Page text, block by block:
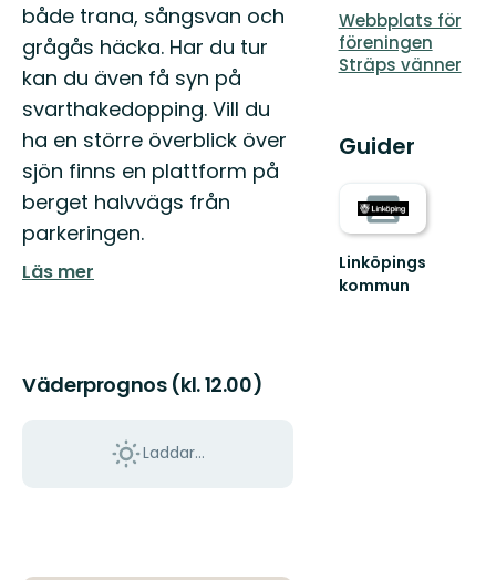
både trana, sångsvan och
grågås häcka. Har du tur
kan du även få syn på
svarthakedopping. Vill du
ha en större överblick över
sjön finns en plattform på
berget halvvägs från
parkeringen.
Läs mer
Väderprognos (kl. 12.00)
Laddar...
Webbplats för
föreningen
Sträps vänner
Guider
Linköpings
kommun